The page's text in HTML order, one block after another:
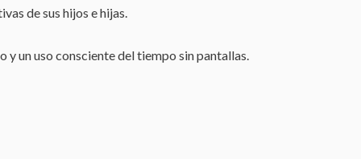
de sus hijos e hijas.
un uso consciente del tiempo sin pantallas.